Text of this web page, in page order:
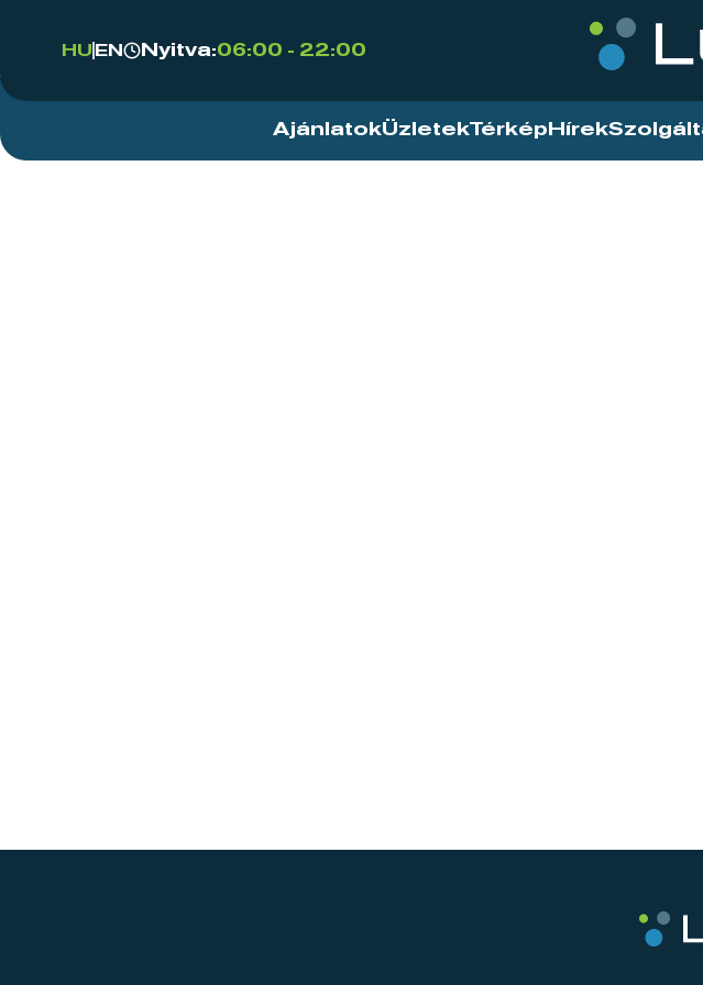
HU EN Nyitva:06:00 - 22:00
AjánlatokÜzletekTérkép Hírek